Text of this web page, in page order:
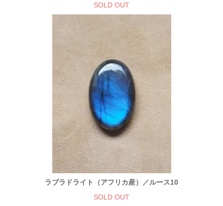
SOLD OUT
ラブラドライト（アフリカ産）／ルース10
SOLD OUT